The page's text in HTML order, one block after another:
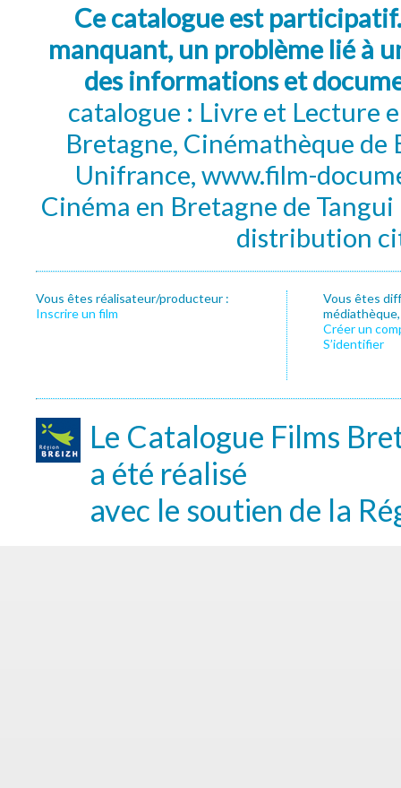
Ce catalogue est
manquant, un problème lié à
des informations et
catalogue : Livre et Lecture
Bretagne, Cinémathèque de
Unifrance, www.film-
Cinéma en Bretagne de
distribution
Vous êtes réalisateur/producteur :
Inscrire un film
Vous êtes
Créer un
S’identifier
Le Catalogue Films
a été réalisé
avec le soutien de la